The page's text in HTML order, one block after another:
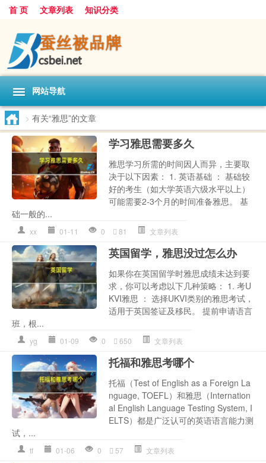
首 页 文章列表 知识分类
网站导航
> 有关“雅思”的文章
学习雅思需要多久
雅思学习所需的时间因人而异，主要取
决于以下因素： 1. 英语基础 ： 基础较
好的考生（如大学英语六级水平以上）
可能需要2-3个月的时间准备雅思。 基
础一般的...
xx 01-11 0 81 文章列表
英国留学，雅思没过怎么办
如果你在英国留学时雅思成绩未达到要
求，你可以考虑以下几种策略： 1. 考U
KVI雅思 ： 选择UKVI类别的雅思考试，
适用于英国签证及移民。 提前申请语言
班，根...
yg 01-09 0 650 文章列表
托福和雅思考哪个
托福（Test of English as a Foreign La
nguage, TOEFL）和雅思（Internation
al English Language Testing System, I
ELTS）都是广泛认可的英语语言能力测
试，...
tf 01-06 0 57 文章列表